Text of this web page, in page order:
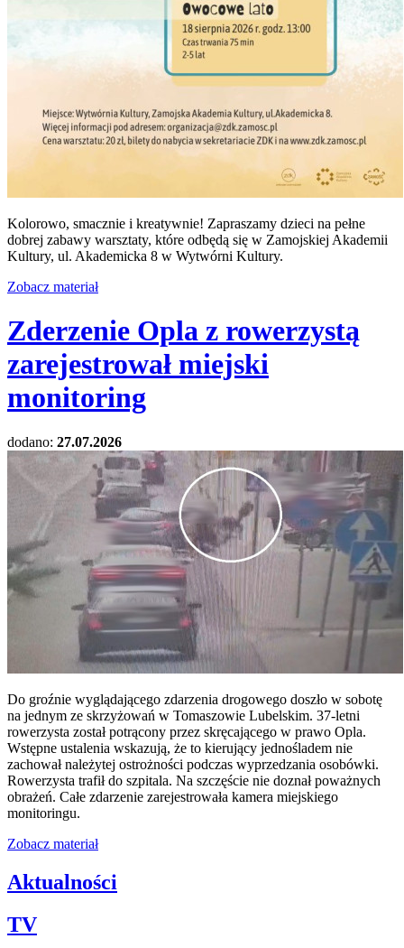
Kolorowo, smacznie i kreatywnie! Zapraszamy dzieci na pełne
dobrej zabawy warsztaty, które odbędą się w Zamojskiej Akademii
Kultury, ul. Akademicka 8 w Wytwórni Kultury.
Zobacz materiał
Zderzenie Opla z rowerzystą
zarejestrował miejski
monitoring
dodano: 27.07.2026
Do groźnie wyglądającego zdarzenia drogowego doszło w sobotę
na jednym ze skrzyżowań w Tomaszowie Lubelskim. 37-letni
rowerzysta został potrącony przez skręcającego w prawo Opla.
Wstępne ustalenia wskazują, że to kierujący jednośladem nie
zachował należytej ostrożności podczas wyprzedzania osobówki.
Rowerzysta trafił do szpitala. Na szczęście nie doznał poważnych
obrażeń. Całe zdarzenie zarejestrowała kamera miejskiego
monitoringu.
Zobacz materiał
Aktualności
TV